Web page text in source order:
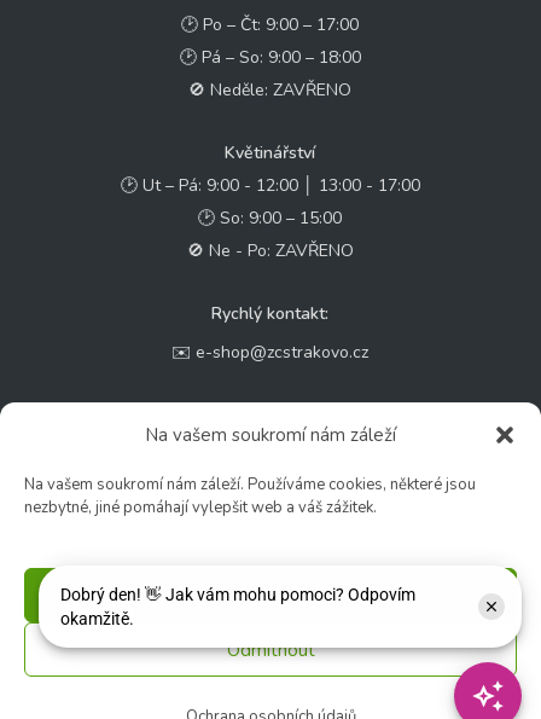
Na vašem soukromí nám záleží
Na vašem soukromí nám záleží. Používáme cookies, některé jsou
nezbytné, jiné pomáhají vylepšit web a váš zážitek.
Příjmout
Odmítnout
🕑 Po – Čt: 9:00 – 17:00
🕑 Pá – So: 9:00 – 18:00
🚫 Neděle: ZAVŘENO
Květinářství
🕑 Ut – Pá: 9:00 - 12:00 │ 13:00 - 17:00
🕑 So: 9:00 – 15:00
🚫 Ne - Po: ZAVŘENO
Rychlý kontakt:
✉️ e-shop@zcstrakovo.cz
© 2026 Zahradní centrum "Strakovo" s.r.o. – Všechna práva vyhrazena. |
Vytvořilo
inetio s. r. o.